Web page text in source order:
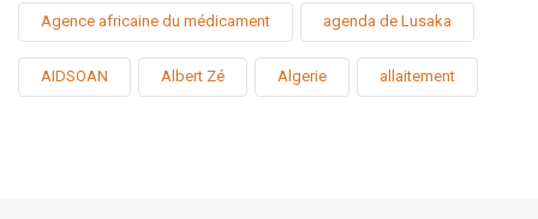
Agence africaine du médicament agenda de Lusaka
AIDSOAN Albert Zé Algerie allaitement